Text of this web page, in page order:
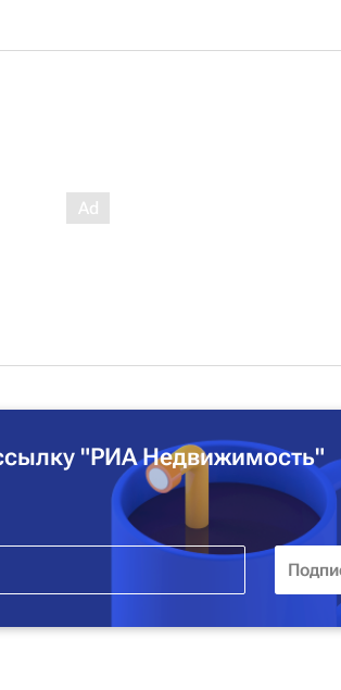
"РИА Недвижимость"